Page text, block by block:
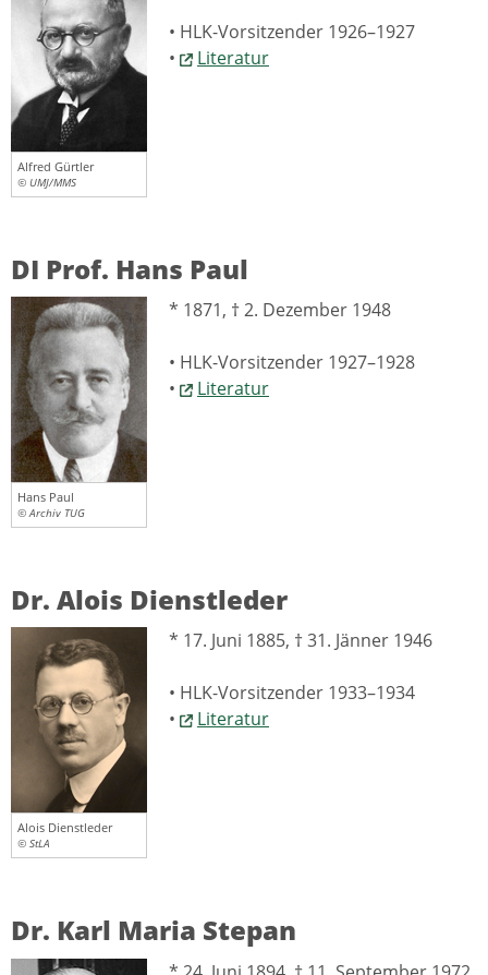
Alfred Gürtler
© UMJ/MMS
• HLK-Vorsitzender 1926–1927
•
Literatur
DI Prof. Hans Paul
Hans Paul
© Archiv TUG
* 1871, † 2. Dezember 1948
• HLK-Vorsitzender 1927–1928
•
Literatur
Dr. Alois Dienstleder
Alois Dienstleder
© StLA
* 17. Juni 1885, † 31. Jänner 1946
• HLK-Vorsitzender 1933–1934
•
Literatur
Dr. Karl Maria Stepan